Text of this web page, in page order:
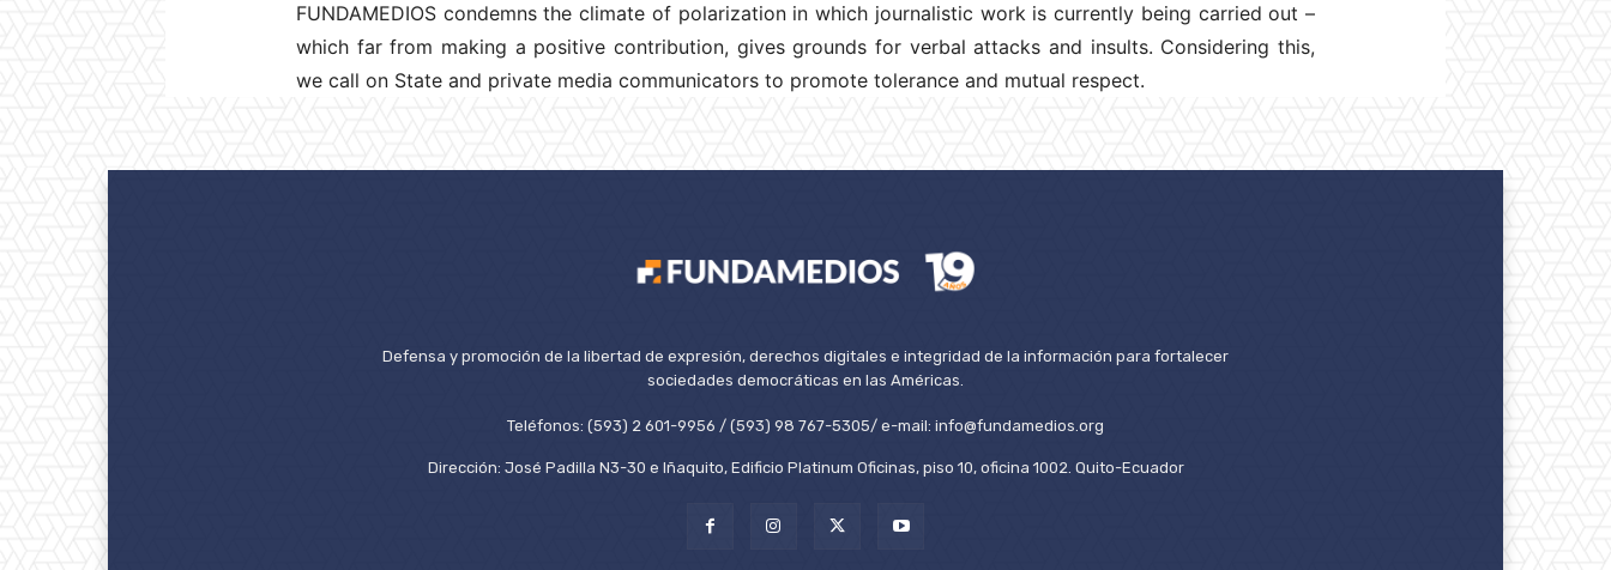
FUNDAMEDIOS condemns the climate of polarization in which journalistic work is currently being carried out –
which far from making a positive contribution, gives grounds for verbal attacks and insults. Considering this,
we call on State and private media communicators to promote tolerance and mutual respect.
Defensa y promoción de la libertad de expresión, derechos digitales e integridad de la información para fortalecer
sociedades democráticas en las Américas.
Teléfonos: (593) 2 601-9956 / (593) 98 767-5305/ e-mail: info@fundamedios.org
Dirección: José Padilla N3-30 e Iñaquito, Edificio Platinum Oficinas, piso 10, oficina 1002. Quito-Ecuador